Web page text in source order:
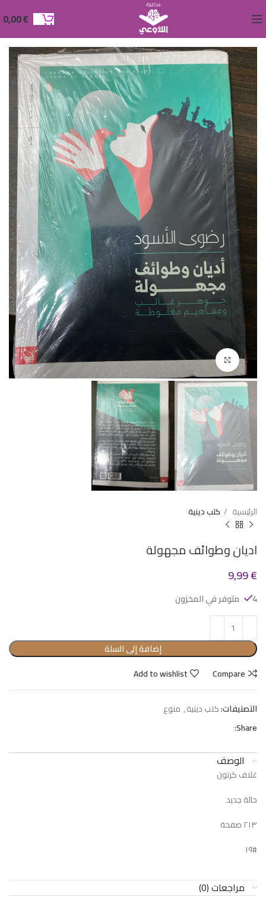
0,00€
Click to enlarge
الرئيسية كتب دينية
اديان وطوائف مجهولة
9,99€
4 متوفر في المخزون
إضافة إلى السلة
Compare
Add to wishlist
التصنيفات:كتب دينية, منوع
Share:
الوصف
غلاف كرتون
حالة جديد
٢١٣ صفحة
#١٩
مراجعات (0)